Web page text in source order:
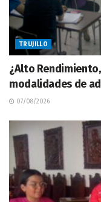
TRUJILLO
¿Alto
modalidades de
07/08/2026